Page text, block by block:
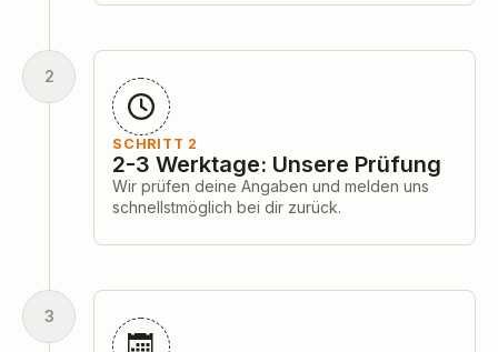
2
SCHRITT 2
2-3 Werktage: Unsere Prüfung
Wir prüfen deine Angaben und melden uns
schnellstmöglich bei dir zurück.
3